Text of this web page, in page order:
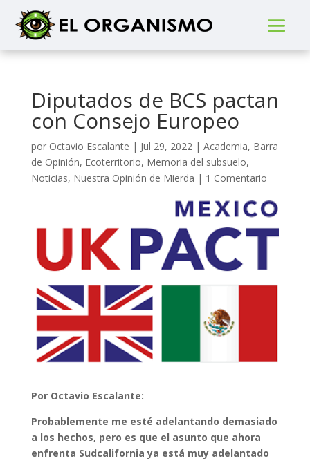
Diputados de BCS pactan
con Consejo Europeo
por Octavio Escalante | Jul 29, 2022| Academia, Barra
de Opinión, Ecoterritorio, Memoria del subsuelo,
Noticias, Nuestra Opinión de Mierda | 1 Comentario
Por Octavio Escalante:
Probablemente me esté adelantando demasiado
a los hechos, pero es que el asunto que ahora
enfrenta Sudcalifornia ya está muy adelantado